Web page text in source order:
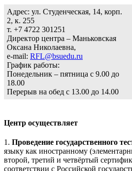
Адрес: ул. Студенческая, 14, корп.
2, к. 255
т. +7 4722 301251
Директор центра – Маньковская
Оксана Николаевна,
e-mail: RFL@bsuedu.ru
График работы:
Понедельник – пятница с 9.00 до
18.00
Перерыв на обед с 13.00 до 14.00
Центр осуществляет
1. Проведение государственного
языку как иностранному
второй, третий и четвёртый
соответствии с Российской